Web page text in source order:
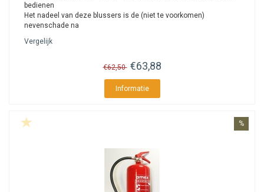
bedienen
Het nadeel van deze blussers is de (niet te voorkomen)
nevenschade na
Vergelijk
€62,50 €63,88
Informatie
%